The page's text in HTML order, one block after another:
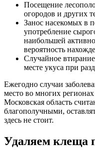
Посещение
огородов и других
Занос насекомых в
употребление
наибольшей
вероятность
Случайное
месте укуса при
Ежегодно случаи
место во многих
Московская область
благополучными,
здесь не стоит.
Удаляем клеща